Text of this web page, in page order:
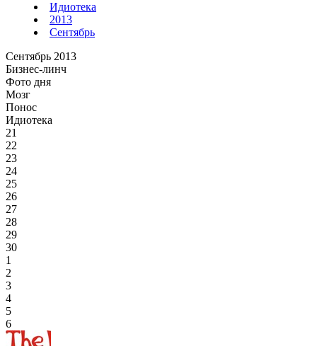
Идиотека
2013
Сентябрь
Сентябрь 2013
Бизнес-линч
Фото дня
Мозг
Понос
Идиотека
21
22
23
24
25
26
27
28
29
30
1
2
3
4
5
6